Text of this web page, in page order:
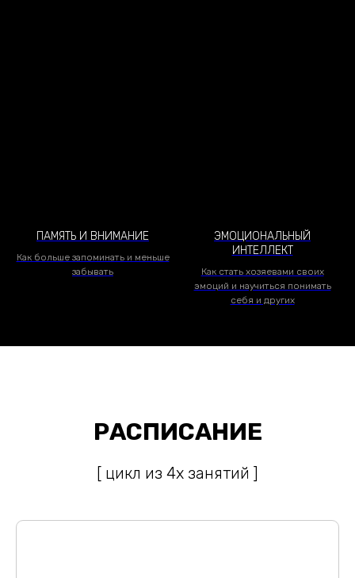
ПАМЯТЬ И ВНИМАНИЕ
Как больше запоминать и меньше
забывать
ЭМОЦИОНАЛЬНЫЙ
ИНТЕЛЛЕКТ
Как стать хозяевами своих
эмоций и научиться понимать
себя и других
РАСПИСАНИЕ
[ цикл из 4х занятий ]